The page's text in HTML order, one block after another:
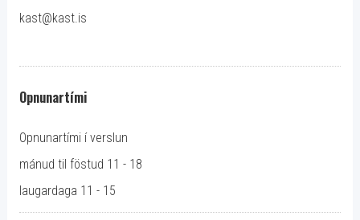
kast@kast.is
Opnunartími
Opnunartími í verslun
mánud til föstud 11 - 18
laugardaga 11 - 15